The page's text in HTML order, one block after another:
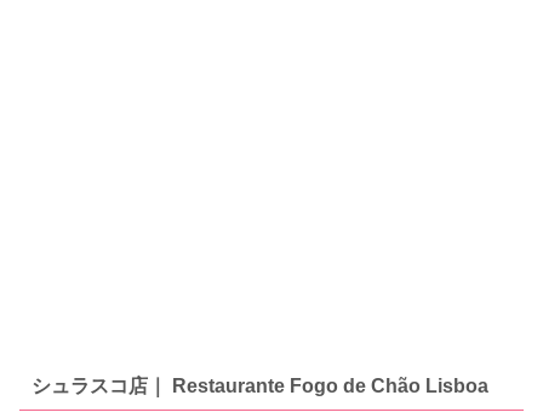
シュラスコ店｜ Restaurante Fogo de Chão Lisboa